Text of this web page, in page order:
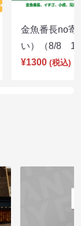
金魚番長no寄
い）（8/8
¥1300 (税込)